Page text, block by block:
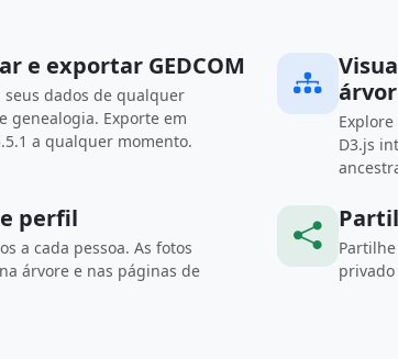
e exportar GEDCOM
dados de qualquer
genealogia. Exporte em
a qualquer momento.
D3.js
perfil
a cada pessoa. As fotos
árvore e nas páginas de